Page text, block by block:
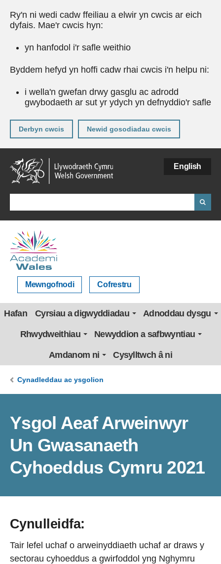
Ry'n ni wedi cadw ffeiliau a elwir yn cwcis ar eich
dyfais. Mae'r cwcis hyn:
yn hanfodol i'r safle weithio
Byddem hefyd yn hoffi cadw rhai cwcis i'n helpu ni:
i wella'n gwefan drwy gasglu ac adrodd
gwybodaeth ar sut yr ydych yn defnyddio'r safle
Derbyn cwcis Newid gosodiadau cwcis
Neidio
i'r
prif
gynnwy
English
Mewngofnodi Cofrestru
Hafan Cyrsiau a digwyddiadau Adnoddau dysgu
Rhwydweithiau Newyddion a safbwyntiau
Amdanom ni Cysylltwch â ni
Cynadleddau ac ysgolion
Ysgol Aeaf Arweinwyr
Un Gwasanaeth
Cyhoeddus Cymru 2021
Cynulleidfa:
Tair lefel uchaf o arweinyddiaeth uchaf ar draws y
sectorau cyhoeddus a gwirfoddol yng Nghymru